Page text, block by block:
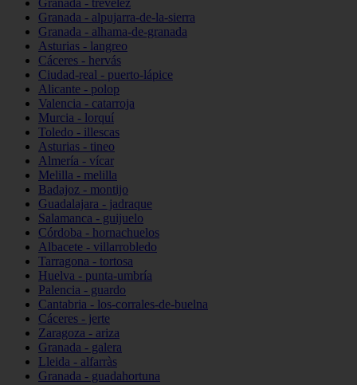
Granada - trevélez
Granada - alpujarra-de-la-sierra
Granada - alhama-de-granada
Asturias - langreo
Cáceres - hervás
Ciudad-real - puerto-lápice
Alicante - polop
Valencia - catarroja
Murcia - lorquí
Toledo - illescas
Asturias - tineo
Almería - vícar
Melilla - melilla
Badajoz - montijo
Guadalajara - jadraque
Salamanca - guijuelo
Córdoba - hornachuelos
Albacete - villarrobledo
Tarragona - tortosa
Huelva - punta-umbría
Palencia - guardo
Cantabria - los-corrales-de-buelna
Cáceres - jerte
Zaragoza - ariza
Granada - galera
Lleida - alfarràs
Granada - guadahortuna